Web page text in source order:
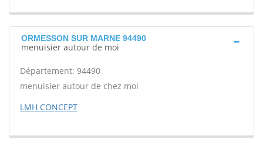
ORMESSON SUR MARNE 94490
menuisier autour de moi
Département: 94490
menuisier autour de chez moi
LMH CONCEPT